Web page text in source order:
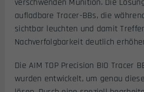
aufladbare Tracer-BBs, die
sichtbar leuchten und damit
Nachverfolgbarkeit deutlich
Die AIM TOP Precision BIO Tracer
wurden entwickelt, um genau